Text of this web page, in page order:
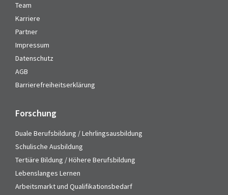
Team
Karriere
Partner
Impressum
Datenschutz
AGB
Barrierefreiheitserklärung
Forschung
Duale Berufsbildung / Lehrlingsausbildung
Schulische Ausbildung
Tertiäre Bildung / Höhere Berufsbildung
Lebenslanges Lernen
Arbeitsmarkt und Qualifikationsbedarf